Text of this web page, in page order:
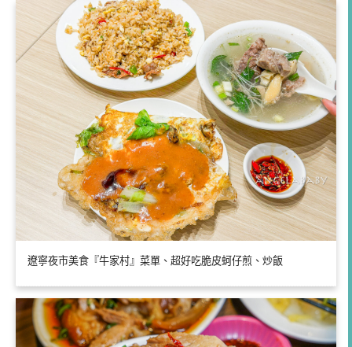
遼寧夜市美食『牛家村』菜單、超好吃脆皮蚵仔煎、炒飯